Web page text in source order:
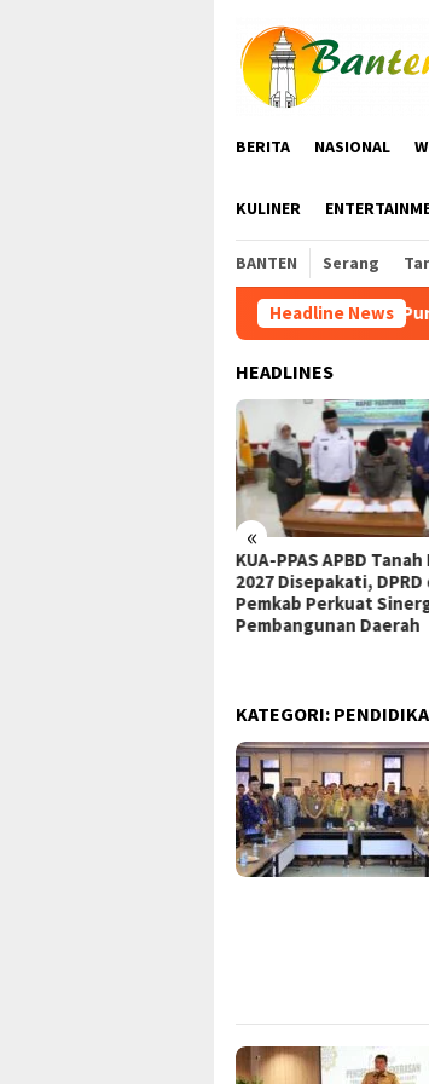
konten
BERITA NASIONAL
KULINER
BANTEN Serang
Headline News
Ratusan Purna Bhakti dan Warga
HEADLINES
«
KUA-PPAS APBD
2027 Disepakati, DPRD
Pemkab Perkuat
Pembangunan Daerah
KATEGORI: